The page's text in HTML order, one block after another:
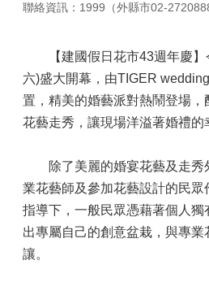
聯絡資訊：1999（外縣市02-
【建國假日花市43週年慶】
六)盛大開幕，由TIGER
置，精美的婚藝派對熱鬧登場
花藝走秀，讓現場洋溢著婚禮的
除了美麗的婚宴花藝及走秀
業花藝師及參加花藝設計的民眾
指導下，一般民眾憑藉著個人
出專屬自己的創意盆栽，與專
讓。